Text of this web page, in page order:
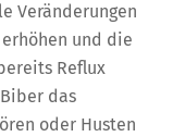
Veränderungen
und die
Reflux
das
oder Husten